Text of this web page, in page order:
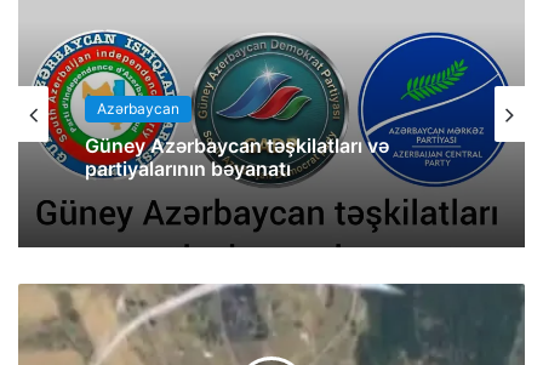
Azərbaycan
Güney Azərbaycan təşkilatları və
partiyalarının bəyanatı